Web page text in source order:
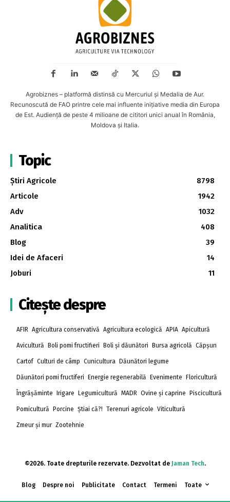
Agrobiznes – platformă distinsă cu Mercuriul și Medalia de Aur.
Recunoscută de FAO printre cele mai influente inițiative media din Europa
de Est. Audiență de peste 4 milioane de cititori unici anual în România,
Moldova și Italia.
Topic
Știri Agricole
8798
Articole
1942
Adv
1032
Analitica
408
Blog
39
Idei de Afaceri
14
Joburi
11
Citește despre
AFIR Agricultura conservativă Agricultura ecologică APIA Apicultură
Avicultură Boli pomi fructifieri Boli și dăunători Bursa agricolă Căpșun
Cartof Culturi de câmp Cunicultura Dăunători legume
Dăunători pomi fructiferi Energie regenerabilă Evenimente Floricultură
Îngrășăminte Irigare Legumicultură MADR Ovine și caprine Piscicultură
Pomicultură Porcine Știai că?! Terenuri agricole Viticultură
Zmeur și mur Zootehnie
©2026. Toate drepturile rezervate. Dezvoltat de Jaman Tech.
Blog Despre noi Publicitate Contact Termeni Toate